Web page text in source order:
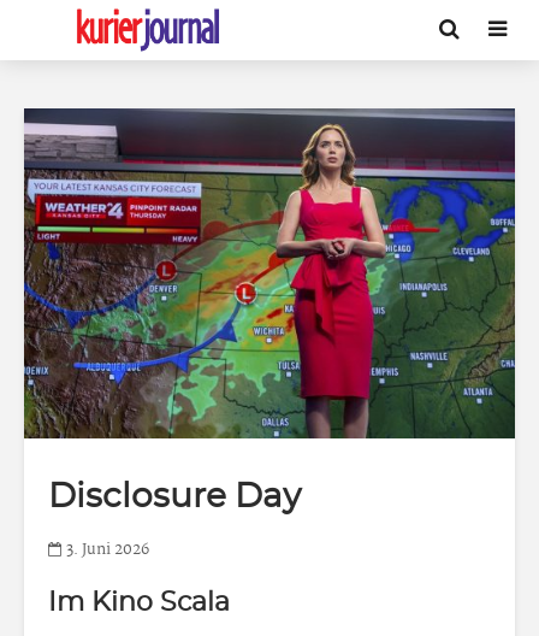
Disclosure Day
3. Juni 2026
Im Kino Scala